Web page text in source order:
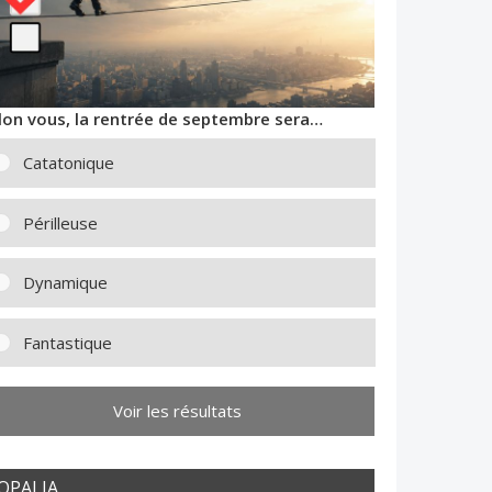
vous, la rentrée de septembre sera…
Catatonique
Périlleuse
Dynamique
Fantastique
Voir les résultats